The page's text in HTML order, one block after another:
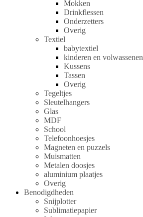
Mokken
Drinkflessen
Onderzetters
Overig
Textiel
babytextiel
kinderen en volwassenen
Kussens
Tassen
Overig
Tegeltjes
Sleutelhangers
Glas
MDF
School
Telefoonhoesjes
Magneten en puzzels
Muismatten
Metalen doosjes
aluminium plaatjes
Overig
Benodigdheden
Snijplotter
Sublimatiepapier